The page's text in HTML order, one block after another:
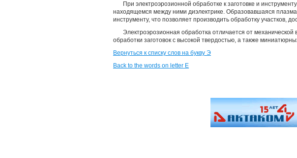
При электроэрозионной обработке к заготовке и
находящемся между ними диэлектрике. Образовавшаяся
инструменту, что позволяет производить обработку участков,
Электроэрозионная обработка отличается от
обработки заготовок с высокой твердостью, а также
Вернуться к списку слов на букву Э
Back to the words on letter E